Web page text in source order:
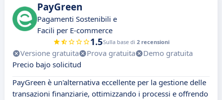
PayGreen
Pagamenti Sostenibili e
Facili per E-commerce
1.5Sulla base di 2 recensioni
Versione gratuita Prova gratuita
Demo gratuita
Precio bajo solicitud
PayGreen è un'alternativa eccellente per la gestione delle
transazioni finanziarie, ottimizzando i processi e offrendo